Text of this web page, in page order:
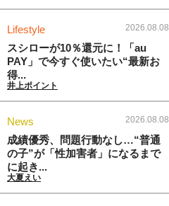
Lifestyle 2026.08.08
スシローが10％還元に！「au
PAY」で今すぐ使いたい“最新お
得...
井上ポイント
News 2026.08.08
成績優秀、問題行動なし…“普通
の子”が「性加害者」になるまで
に起き...
大夏えい